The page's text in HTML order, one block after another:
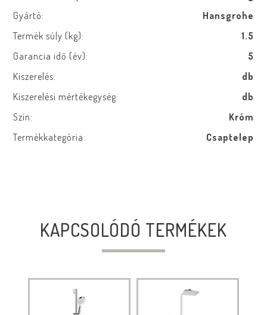
Gyártó:
Hansgrohe
Termék súly (kg):
1.5
Garancia idő (év):
5
Kiszerelés:
db
Kiszerelési mértékegység:
db
Szín:
Króm
Termékkategória:
Csaptelep
KAPCSOLÓDÓ TERMÉKEK